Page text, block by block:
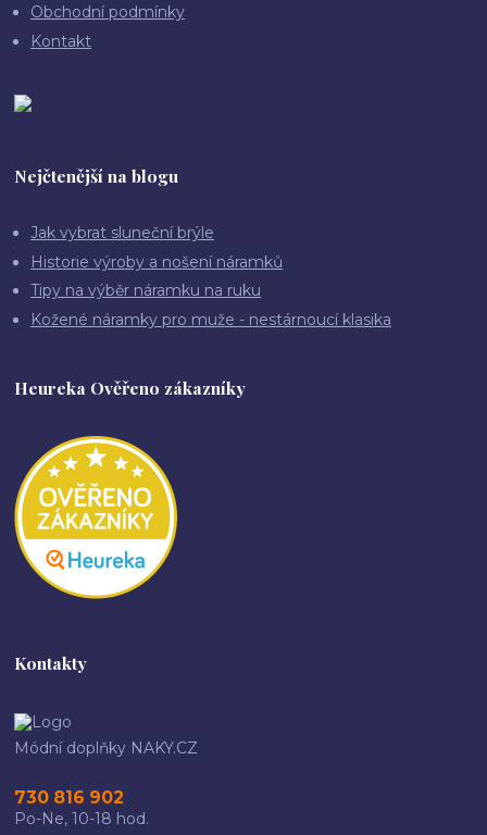
Obchodní podmínky
Kontakt
Nejčtenější na blogu
Jak vybrat sluneční brýle
Historie výroby a nošení náramků
Tipy na výběr náramku na ruku
Kožené náramky pro muže - nestárnoucí klasika
Heureka Ověřeno zákazníky
Kontakty
Módní doplňky NAKY.CZ
730 816 902
Po-Ne, 10-18 hod.